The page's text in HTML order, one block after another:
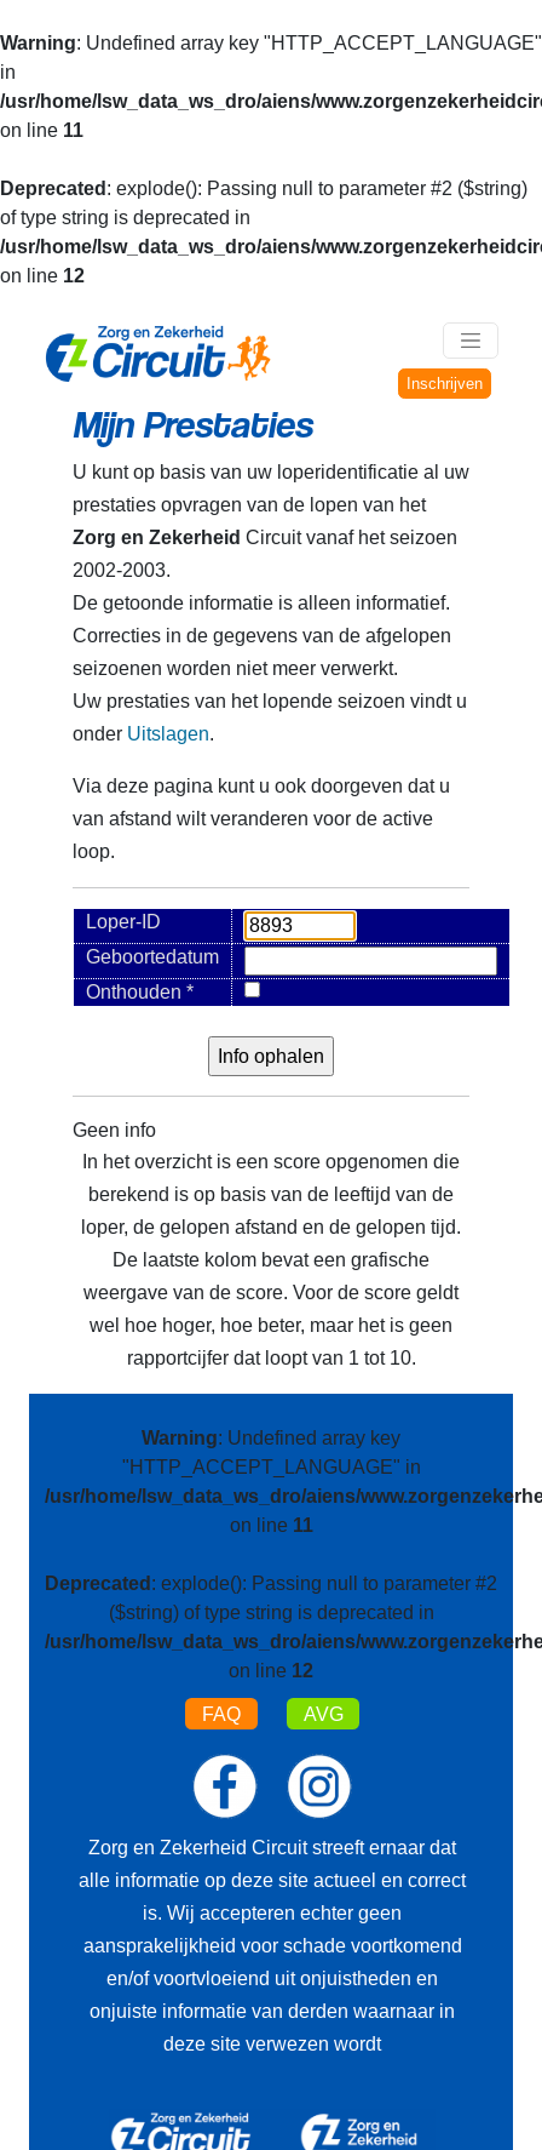
Warning: Undefined array key "HTTP_ACCEPT_LANGUAGE"
in
/usr/home/lsw_data_ws_dro/aiens/
on line 11
Deprecated : explode(): Passing null to parameter #2 ($string)
of type string is deprecated in
/usr/home/lsw_data_ws_dro/aiens/
on line 12
Inschrijven
Mijn Prestaties
U kunt op basis van uw loperidentificatie al uw
prestaties opvragen van de lopen van het
Zorg en Zekerheid Circuit vanaf het seizoen
2002-2003.
De getoonde informatie is alleen informatief.
Correcties in de gegevens van de afgelopen
seizoenen worden niet meer verwerkt.
Uw prestaties van het lopende seizoen vindt u
onder Uitslagen.
Via deze pagina kunt u ook doorgeven dat u
van afstand wilt veranderen voor de active
loop.
Loper-ID
Geboortedatum
Onthouden *
Geen info
In het overzicht is een score opgenomen die
berekend is op basis van de leeftijd van de
loper, de gelopen afstand en de gelopen tijd.
De laatste kolom bevat een grafische
weergave van de score. Voor de score geldt
wel hoe hoger, hoe beter, maar het is geen
rapportcijfer dat loopt van 1 tot 10.
Warning: Undefined array key
"HTTP_ACCEPT_LANGUAGE" in
/usr/home/lsw_data_ws_dro/aiens/
on line 11
Deprecated : explode(): Passing null to parameter #2
($string) of type string is deprecated in
/usr/home/lsw_data_ws_dro/aiens/
on line 12
FAQ AVG
Zorg en Zekerheid Circuit streeft ernaar dat
alle informatie op deze site actueel en correct
is. Wij accepteren echter geen
aansprakelijkheid voor schade voortkomend
en/of voortvloeiend uit onjuistheden en
onjuiste informatie van derden waarnaar in
deze site verwezen wordt